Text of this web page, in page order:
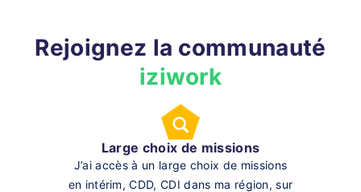
Rejoignez la communauté
iziwork
Large choix de missions
J’ai accès à un large choix de missions
en intérim, CDD, CDI dans ma région, sur